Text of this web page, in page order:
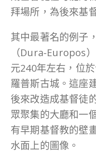
拜場所，為後來基
其中最著名的例子
（Dura-Europos
元240年左右，位
羅普斯古城。這座
後來改造成基督徒
眾聚集的大廳和一
有早期基督教的壁
水面上的圖像。